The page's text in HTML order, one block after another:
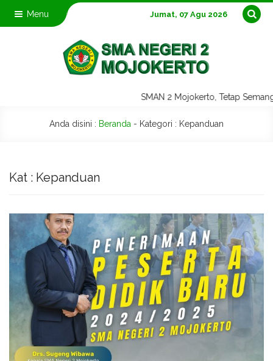
Menu Jumat, 07 Agu 2026
SMAN 2 Mojokerto, Tetap
Anda disini : Beranda - Kategori : Kepanduan
Kat : Kepanduan